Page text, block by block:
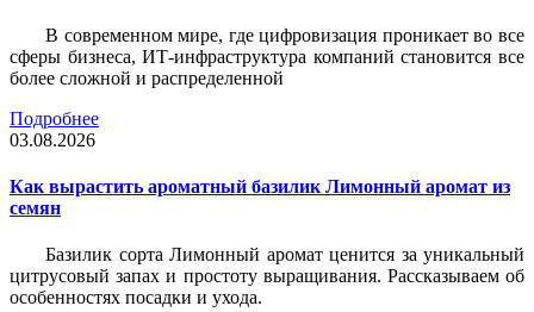
В современном мире, где цифровизация проникает во все
сферы бизнеса, ИТ-инфраструктура компаний становится все
более сложной и распределенной
Подробнее
03.08.2026
Как вырастить ароматный базилик Лимонный аромат из
семян
Базилик сорта Лимонный аромат ценится за уникальный
цитрусовый запах и простоту выращивания. Рассказываем об
особенностях посадки и ухода.